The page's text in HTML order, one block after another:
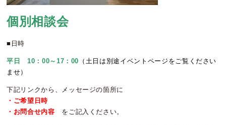
個別相談会
■日時
平日 10：00～17：00 （土日は別途イベントページをご覧ください
ませ）
下記リンクから、メッセージの箇所に
・ご希望日時
・お問合せ内容 をご記入ください。